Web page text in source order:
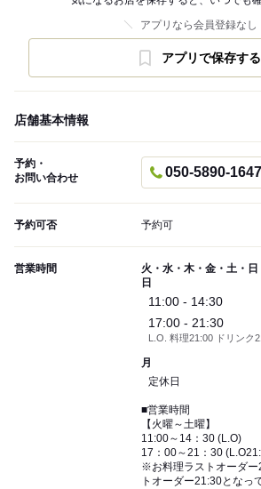
アプリなら会員登録なし
アプリで保存する
店舗基本情報
予約・
お問い合わせ
050-5890-1647
予約可否 予約可
営業時間
火・水・木・金・土・
日
11:00 - 14:30
17:00 - 21:30
L.O. 料理21:00 ドリンク
月
定休日
■営業時間
【火曜～土曜】
11:00～14：30 (L.O)
17：00～21：30
※お料理ラストオーダー
トオーダー21:30となっ